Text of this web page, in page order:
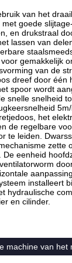
van het
goede
en drukstraal
lassen van
gemakkelijk
van de
dreef door
spoor wordt
snelle snelheid
het
de regelbare
te leiden.
eenheid
installeert
hydraulische
en cilinder.
machine van het